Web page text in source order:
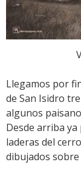
Llegamos por
de San Isidro
algunos
Desde arriba
laderas del
dibujados